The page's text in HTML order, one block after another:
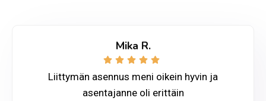
T
Mika R.
Liittymän asennus meni oikein hyvin ja
asentajanne oli erittäin